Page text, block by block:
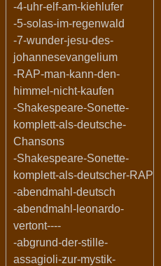
-4-uhr-elf-am-kiehlufer
-5-solas-im-regenwald
-7-wunder-jesu-des-
johannesevangelium
-RAP-man-kann-den-
himmel-nicht-kaufen
-Shakespeare-Sonette-
komplett-als-deutsche-
Chansons
-Shakespeare-Sonette-
komplett-als-deutscher-RAP
-abendmahl-deutsch
-abendmahl-leonardo-
vertont----
-abgrund-der-stille-
assagioli-zur-mystik-